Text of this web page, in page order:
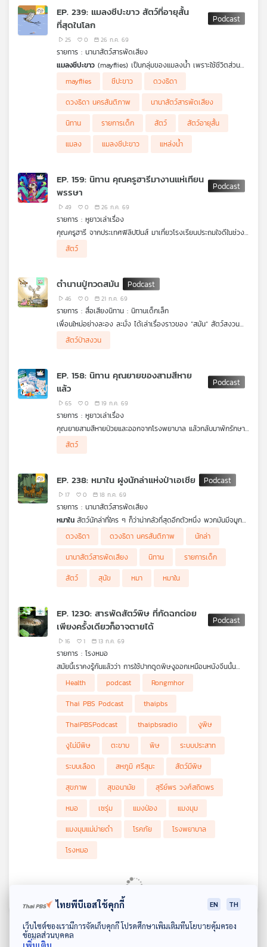
แผนที่
วิทยุ
เครือ
ดาวน์โหลด Thai PBS Podcast Application
ครึ้ม แต่ด้วยความสามัคคีของคณะ จึงทำให้ได้พบกับ “เก้งหม้อ” และ
เส้นทางไปทะเลในที่สุด
.
ติดตามการการเอาตัวรอดเพื่อไปให้ถึงทะเลให้ได้ ใน สื่อเสียงนิทาน
EP. 239: แมลงชีปะขาว สัตว์ที่อายุสั้น
ที่สุดในโลก
25 0 26 ก.ค. 69
รายการ : นานาสัตว์สารพัดเสียง
แมลงชีปะขาว (mayflies) เป็นกลุ่มของแมลงน้ำ เพราะใช้ชีวิตส่วน
ใหญ่เป็นตัวอ่อนอาศัยอยู่ในน้ำ และมันคือตัวชี้วัดว่าแหล่งน้ำที่นั่น
สะอาดปราศจากสารพิษ
หลายประเทศเคยมีปรากฏการณ์ที่แมลงชีปะขาวพร้อมใจบินออกมา
พร้อมกันจำนานมหาศาล ซึ่งมันเป็นแมลงที่อายุสั้นมาก บินอยู่ไม่นาน
ไม่ทันข้ามคืนก็ร่วงหล่นลงเต็มพื้นจนกลายเป็นสีขาวราวกับหิมะตก
หลายคนอาจจะไม่เคยเห็นแมลงชีปะขาวมาก่อน เพราะมันมีชีวิตที่สั้น
มาก บางชนิดอาจมีชีวิตเพียงไม่กี่ชั่วโมง นั้นจึงทำให้แทบจะไม่ได้เจอ
พวกมันเลย ทำไมแมลงชีปะขาวถึงมีอายุสั้น ติดตามในรายการนานา
สัตว์สารพัดเสียง
mayflies ชีปะขาว
ดวงธิดา
ดวงธิดา นครสันติภาพ
นานาสัตว์สารพัดเสียง
นิทาน
รายการเด็ก สัตว์
สัตว์อายุสั้น
แมลง
แมลงชีปะขาว แหล่งน้ำ
EP. 159: นิทาน คุณครูฮารีมางานแห่เทียน
พรรษา
49 0 26 ก.ค. 69
รายการ : หูยาวเล่าเรื่อง
คุณครูฮารี จากประเทศฟิลิปปินส์ มาเที่ยวโรงเรียนประถมใจดีในช่วง
วันเข้าพรรษา ทำให้รู้จักกับวันสำคัญทางพระพุทธศาสนาของไทย เด็ก
จึงสงสัยว่าที่ ประเทศฟิลิปปินส์มีงานแบบนี้ไหม? ครูฮารีจึงเล่าถึงงาน
ศาสนา เป็นการเฉลิมฉลองความหลากหลายของชาติพันธุ์ ประเทศ
ฟิลิปปินส์
นิทานหูยาวเล่าเรื่อง ผลงานร่วมผลิตระหว่าง Thai PBS Podcast
และ มหาวิทยาลัยหอการค้าไทย (UTCC)
สัตว์
ตำนานปู่ทวดสมัน
46 0 21 ก.ค. 69
รายการ : สื่อเสียงนิทาน : นิทานเด็กเล็ก
เพื่อนใหม่อย่างละอง ละมั่ง ได้เล่าเรื่องราวของ “สมัน” สัตว์สงวน
ของไทย ที่สูญพันธุ์จากเมืองไทยไปนานมากแล้ว เพราะการล่าของ
มนุษย์ที่ต้องการเขาที่สวยงามของสมัน พร้อมทั้งเล่าเรื่องราวของ
เห็นด้วยตาของตนเองสักครั้ง
.
ติดตามการการเอาตัวรอดเพื่อไปให้ถึงทะเลให้ได้ ใน สื่อเสียงนิทาน
สัตว์ป่าสงวน
EP. 158: นิทาน คุณยายของสามสีหาย
แล้ว
65 0 19 ก.ค. 69
รายการ : หูยาวเล่าเรื่อง
คุณยายสามสีหายป่วยและออกจากโรงพยาบาล แล้วกลับมาพักรักษา
ตัวต่อที่บ้าน คุณแม่ให้สามสีช่วยดูแลคุณยาย โดยมีหูยาวและมาช่วย
ทุกคนทำหน้าที่ดูแลคุณยายอย่างสนุกสนาน แต่เมื่อถึงเวลาที่คุณยาย
อาหารและหลังอาหารทีเดียวเลย คุณแม่มาเห็นเข้าเลยอธิบายเหตุผล
ว่าทำไม เราต้องการกินยาก่อนและหลังอาหารให้ฟัง
สัตว์
EP. 238: หมาใน ฝูงนักล่าแห่งป่าเอเชีย
17 0 18 ก.ค. 69
รายการ : นานาสัตว์สารพัดเสียง
หมาใน สัตว์นักล่าที่ใคร ๆ ก็ว่าน่ากลัวที่สุดอีกตัวหนึ่ง พวกมันมีจมูก
รับกลิ่นที่ดีเยี่ยม เมื่อได้กลิ่นเหยื่อ มันจะรีบออกติดตามไปอย่าง
รวดเร็ว และไล่ล่าแบบวิ่งต้อนกันเป็นทีม โดยใช้ความเร็ว ความอดทน
ช่วยกันไล่เหยื่อไปเรื่อย ๆ จนเหยื่อหมดแรง และเข้าประชิดไปจัดการ
เหยื่อ ซึ่งพวกมันสามารถจัดการเหนื่อยขนาดใหญ่ได้ แม้พวกมันจะดู
น่ากลัว แต่ก็ยังมีมุมที่น่ารักต่อโลกและระบบนิเวศน์อีกมากมาย
ติดตามในรายการนานาสัตว์สารพัดเสียง
ดวงธิดา ดวงธิดา นครสันติภาพ
นักล่า
นานาสัตว์สารพัดเสียง
นิทาน
รายการเด็ก
สัตว์
สุนัข หมา หมาใน
EP. 1230: สารพัดสัตว์พิษ ที่กัดฉกต่อย
เพียงครั้งเดียวก็อาจตายได้
16 1 13 ก.ค. 69
รายการ : โรงหมอ
สมัยนี้เราคงรู้กันแล้วว่า การใช้ปากดูดพิษงูออกเหมือนหนังจีนนั้น
ซ้ำบนผิวหนังมากขึ้นจนเสี่ยงต่อการติดเชื้อที่อาจไปสู่การเสียชีวิตได้
หรือแม้แต่ความเชื่อที่ว่าเอาดินมาพอกปิดแผลก็เป็นความเชื่อที่ผิด
สำหรับพิษงูหากโดนฉกกัดจะมีผลหรืออาการอะไร เซรุ่มต้องฉีดทุกคน
ที่โดนหรือไม่ งูชนิดใดต้องมาตรวจเลือดตามที่หมอสั่ง ที่สำคัญ
แมงมุมแม่ม่ายดำที่ว่าร้าย กลับไม่ร้ายเท่าอีกสายพันธุ์คือชนิดใด
รายการ โรงหมอ เล่าให้ฟังค่ะ
Health podcast
Rongmhor
Thai PBS Podcast
thaipbs
ThaiPBSPodcast
thaipbsradio
งูพิษ
งูไม่มีพิษ
ตะขาบ พิษ
ระบบประสาท
ระบบเลือด
สหภูมิ ศรีสุมะ
สัตว์มีพิษ
สุขภาพ
สุขอนามัย
สุรีย์พร วงศ์สถิตพร
หมอ
เซรุ่ม แมงป่อง
แมงมุม
แมงมุมแม่ม่ายดำ
โรคภัย
โรงพยาบาล
โรงหมอ
EP. 157: นิทาน สามสีอยากไปเยี่ยมคุณ
ยาย
12 ก.ค. 69
รายการ : หูยาวเล่าเรื่อง
คุณยายสามสีผ่าไส้ติ่ง คุณแม่ของสามสีจะไปเยี่ยมคุณยายที่โรง
ไทยพีบีเอสใช้คุกกี้ EN TH
เว็บไซต์ของเรามีการจัดเก็บคุกกี้ โปรดศึกษาเพิ่มเติมที่นโยบายคุ้มครอง
ข้อมูลส่วนบุคคล